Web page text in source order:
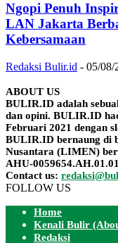
Ngopi Penuh
LAN Jakarta
Kebersamaan
Redaksi Bulir.id - 05/08/
ABOUT US
BULIR.ID adalah
dan opini. BULIR.ID
Februari 2021 dengan
BULIR.ID bernaung di
Nusantara (LIMEN)
AHU-
Contact us:
FOLLOW US
Home
Kenali Bulir
Redaksi